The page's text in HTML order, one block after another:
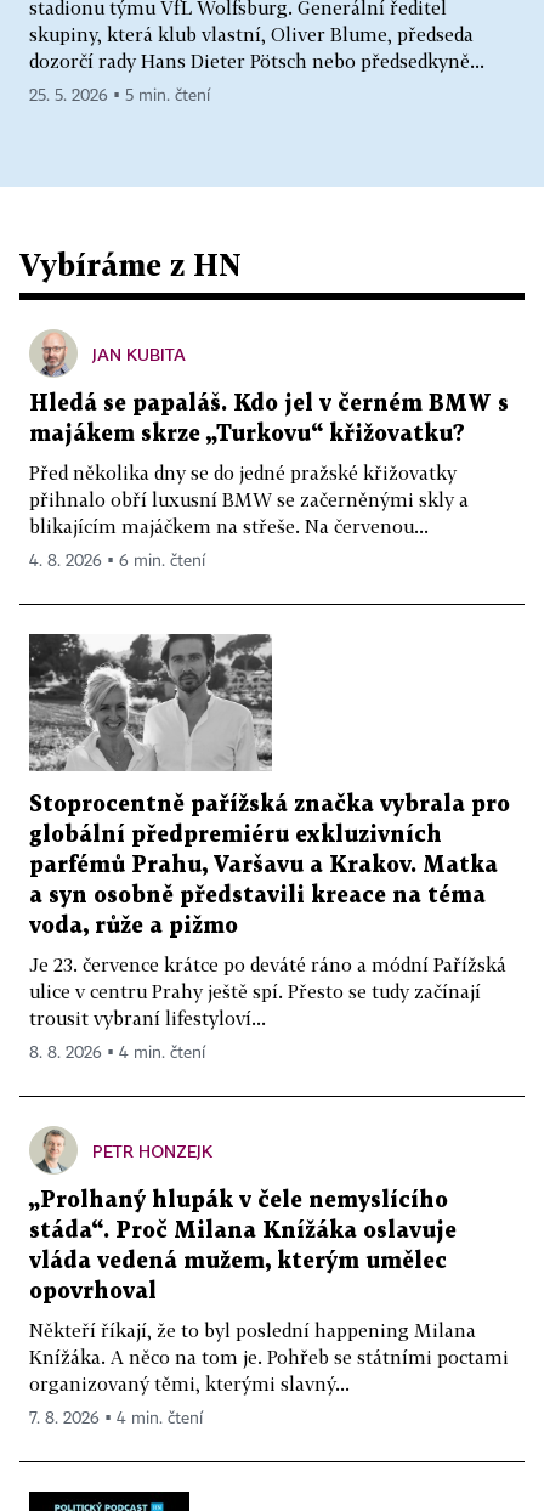
stadionu týmu VfL Wolfsburg. Generální ředitel
skupiny, která klub vlastní, Oliver Blume, předseda
dozorčí rady Hans Dieter Pötsch nebo předsedkyně...
25. 5. 2026 ▪ 5 min. čtení
Vybíráme z HN
JAN KUBITA
Hledá se papaláš. Kdo jel v černém BMW s
majákem skrze „Turkovu“ křižovatku?
Před několika dny se do jedné pražské křižovatky
přihnalo obří luxusní BMW se začerněnými skly a
blikajícím majáčkem na střeše. Na červenou...
4. 8. 2026 ▪ 6 min. čtení
Stoprocentně pařížská značka vybrala pro
globální předpremiéru exkluzivních
parfémů Prahu, Varšavu a Krakov. Matka
a syn osobně představili kreace na téma
voda, růže a pižmo
Je 23. července krátce po deváté ráno a módní Pařížská
ulice v centru Prahy ještě spí. Přesto se tudy začínají
trousit vybraní lifestyloví...
8. 8. 2026 ▪ 4 min. čtení
PETR HONZEJK
„Prolhaný hlupák v čele nemyslícího
stáda“. Proč Milana Knížáka oslavuje
vláda vedená mužem, kterým umělec
opovrhoval
Někteří říkají, že to byl poslední happening Milana
Knížáka. A něco na tom je. Pohřeb se státními poctami
organizovaný těmi, kterými slavný...
7. 8. 2026 ▪ 4 min. čtení